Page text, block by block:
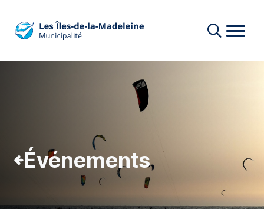
Événements